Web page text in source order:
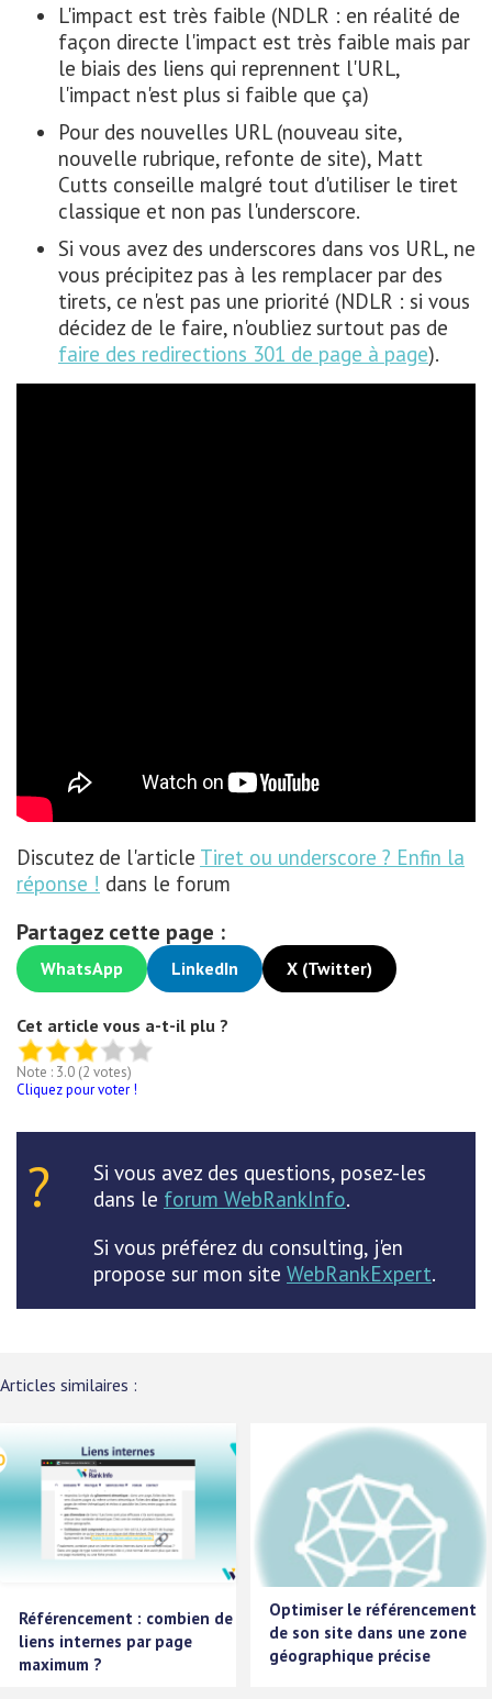
L'impact est très faible (NDLR : en réalité de
façon directe l'impact est très faible mais par
le biais des liens qui reprennent l'URL,
l'impact n'est plus si faible que ça)
Pour des nouvelles URL (nouveau site,
nouvelle rubrique, refonte de site), Matt
Cutts conseille malgré tout d'utiliser le tiret
classique et non pas l'underscore.
Si vous avez des underscores dans vos URL, ne
vous précipitez pas à les remplacer par des
tirets, ce n'est pas une priorité (NDLR : si vous
décidez de le faire, n'oubliez surtout pas de
faire des redirections 301 de page à page).
Discutez de l'article Tiret ou underscore ? Enfin la
réponse ! dans le forum
Partagez cette page :
WhatsApp LinkedIn X (Twitter)
Cet article vous a-t-il plu ?
Note : 3.0 (2 votes)
Cliquez pour voter !
Si vous avez des questions, posez-les
dans le forum WebRankInfo.
Si vous préférez du consulting, j'en
propose sur mon site WebRankExpert.
Articles similaires :
Référencement : combien de
liens internes par page
maximum ?
Optimiser le référencement
de son site dans une zone
géographique précise